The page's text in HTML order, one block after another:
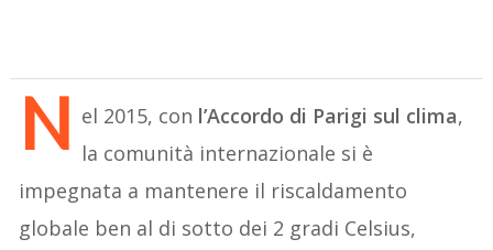
N el 2015, con l’Accordo di Parigi sul clima,
la comunità internazionale si è
impegnata a mantenere il riscaldamento
globale ben al di sotto dei 2 gradi Celsius,